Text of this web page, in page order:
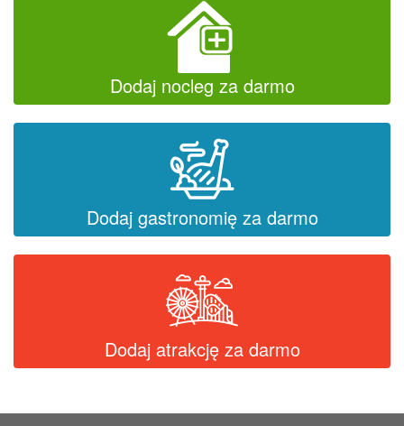
Dodaj nocleg za darmo
Dodaj gastronomię za darmo
Dodaj atrakcję za darmo